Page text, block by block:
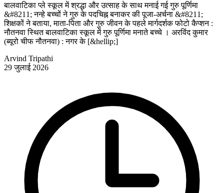
बालवाटिका प्ले स्कूल में श्रद्धा और उत्साह के साथ मनाई गई गुरु पूर्णिमा
&#8211; नन्हे बच्चों ने गुरु के पदचिह्न बनाकर की पूजा-अर्चना &#8211;
शिक्षकों ने बताया, माता-पिता और गुरु जीवन के पहले मार्गदर्शक फोटो कैप्शन :
नौतनवा स्थित बालवाटिका स्कूल में गुरु पूर्णिमा मनाते बच्चे । अरविंद कुमार
(ब्यूरो चीफ नौतनवा) : नगर के [&hellip;]
Arvind Tripathi
29 जुलाई 2026